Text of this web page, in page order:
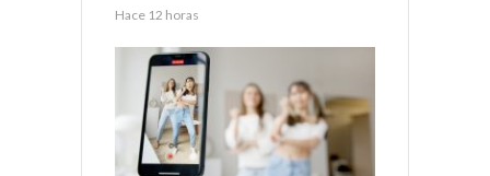
Hace 12 horas